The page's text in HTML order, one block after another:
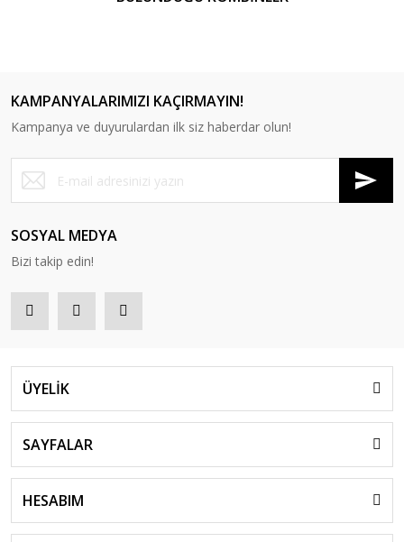
A4 Manav Etiketliği 5 haneli A5 Manav Etiketliği 4 Haneli
KAMPANYALARIMIZI KAÇIRMAYIN!
Kampanya ve duyurulardan ilk siz haberdar olun!
SOSYAL MEDYA
Bizi takip edin!
ÜYELİK
SAYFALAR
HESABIM